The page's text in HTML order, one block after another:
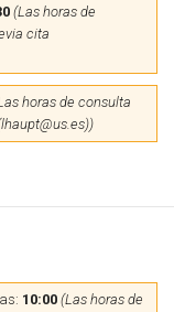
(Las horas de
cita
horas de consulta
10:00 (Las horas de